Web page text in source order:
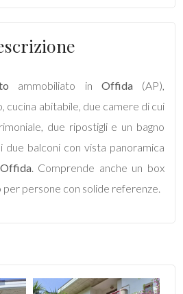
ammobiliato in Offida(AP),
cucina abitabile, due camere di cui
due ripostigli e un bagno
due balconi con vista panoramica
Offida. Comprende anche un box
per persone con solide referenze.